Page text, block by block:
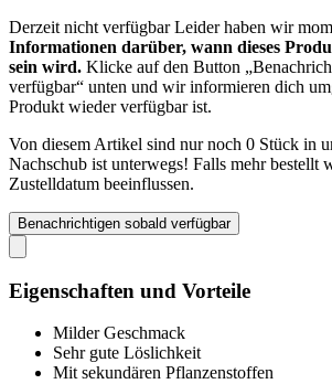
Derzeit nicht verfügbarLeider haben wir
Informationen darüber, wann dieses
sein wird. Klicke auf den Button
verfügbar“ unten und wir informieren dich
Produkt wieder verfügbar ist.
Von diesem Artikel sind nur noch 0 Stück in
Nachschub ist unterwegs! Falls mehr bestellt
Zustelldatum beeinflussen.
Benachrichtigen sobald verfügbar
Eigenschaften und Vorteile
Milder Geschmack
Sehr gute Löslichkeit
Mit sekundären Pflanzenstoffen